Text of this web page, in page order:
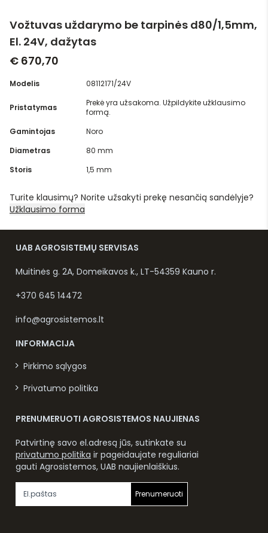
Vožtuvas uždarymo be tarpinės d80/1,5mm,
El. 24V, dažytas
€ 670,70
Modelis 08112171/24V
Pristatymas
Prekė yra užsakoma. Užpildykite užklausimo
formą.
Gamintojas
Noro
Diametras
80 mm
Storis
1,5 mm
Turite klausimų? Norite užsakyti prekę nesančią sandėlyje?
Užklausimo forma
UAB AGROSISTEMŲ SERVISAS
Muitinės g. 2A, Domeikavos k., LT-54359 Kauno r.
+370 645 14472
info@agrosistemos.lt
INFORMACIJA
Pirkimo sąlygos
Privatumo politika
PRENUMERUOTI AGROSISTEMOS NAUJIENAS
Patvirtinę savo el.adresą jūs, sutinkate su
privatumo politika ir pageidaujate reguliariai
gauti Agrosistemos, UAB naujienlaiškius.
Prenumeruoti